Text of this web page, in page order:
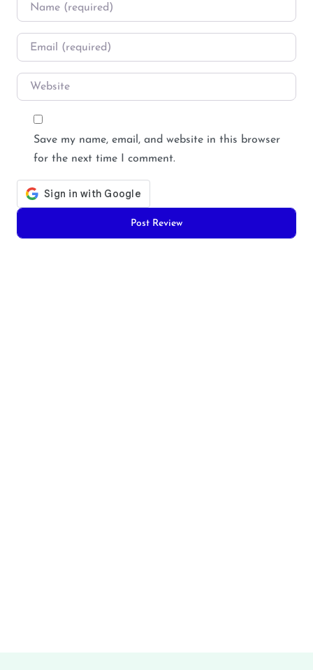
Email
Website
Save my name, email, and website in this browser
for the next time I comment.